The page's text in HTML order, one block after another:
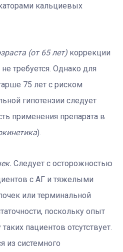
кальциевых
(от 65 лет) коррекции
требуется. Однако для
75 лет с риском
гипотензии следует
применения препарата в
).
Следует с осторожностью
с АГ и тяжелыми
или терминальной
поскольку опыт
пациентов отсутствует.
из системного